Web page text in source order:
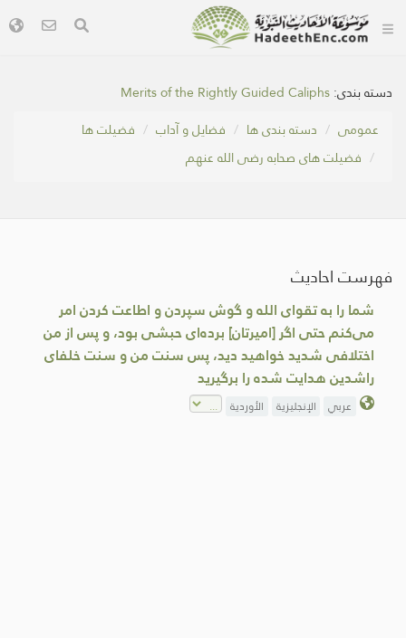
دسته بندی:Merits of the Rightly Guided Caliphs
عمومی
دسته بندی ها فضایل و آداب
فضیلت ها
فضیلت های صحابه رضی الله عنهم
فهرست احادیث
شما را به تقوای الله و گوش سپردن و اطاعت کردن امر
می‌کنم حتی اگر [امیرتان] برده‌ای حبشی بود، و پس از من
اختلافی شدید خواهید دید، پس سنت من و سنت خلفای
راشدین هدایت شده را برگیرید
عربي الإنجليزية الأوردية